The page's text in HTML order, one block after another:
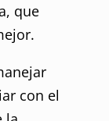
que
con el